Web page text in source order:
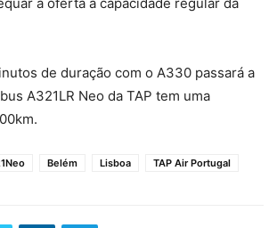
de duração com o A330 passará a
A321LR Neo da TAP tem uma
Belém Lisboa TAP Air Portugal